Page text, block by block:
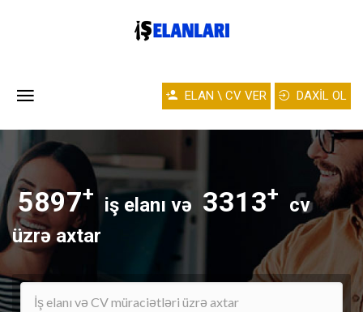
ELAN \ CV VER DAXİL OL
5897+ iş elanı və 3313+ cv
üzrə axtar